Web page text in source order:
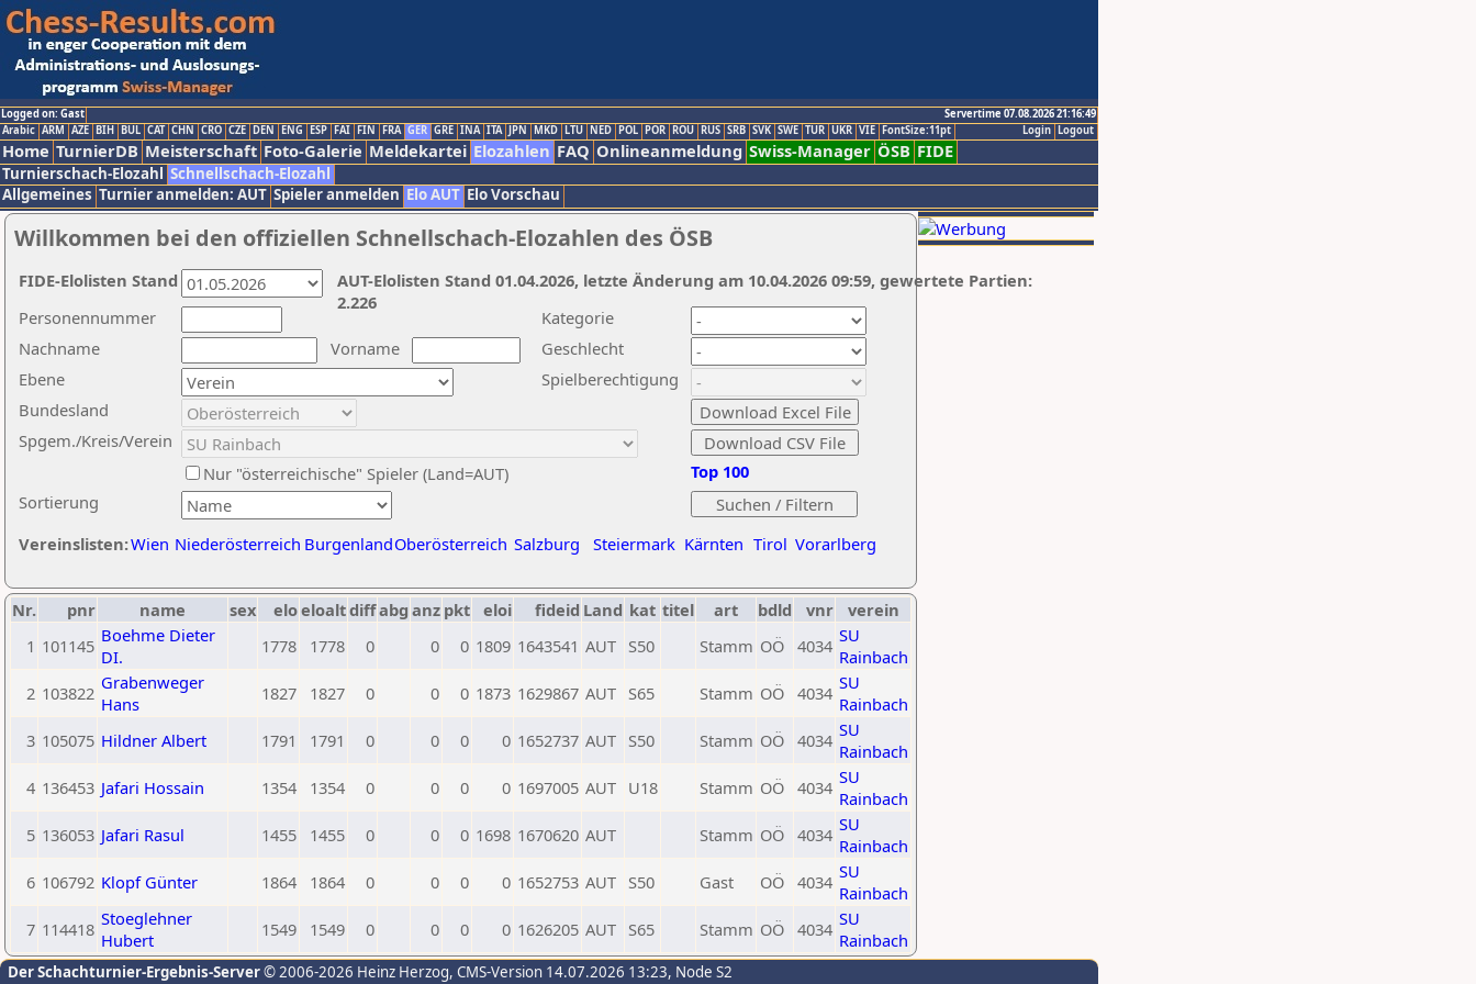
Logged on: Gast
Servertime 07.08.2026 21:16:49
Logout
Login
Arabic ARM AZE BIH BUL CAT CHN CRO CZE DEN ENG ESP FAI FIN FRA GER GRE INA ITA JPN MKD LTU NED POL POR ROU RUS SRB SVK SWE TUR UKR VIE FontSize:11pt
Home TurnierDB Meisterschaft Foto-Galerie Meldekartei Elozahlen FAQ Onlineanmeldung Swiss-Manager ÖSB FIDE
Turnierschach-Elozahl Schnellschach-Elozahl
Allgemeines Turnier anmelden: AUT Spieler anmelden Elo AUT Elo Vorschau
Willkommen bei den offiziellen Schnellschach-Elozahlen des ÖSB
Nachname
Vorname
Ebene
Kategorie
Sortierung
Personennummer
Bundesland
Spgem./Kreis/Verein
Geschlecht
Nur "österreichische" Spieler (Land=AUT)
Spielberechtigung
Vereinslisten:Wien Niederösterreich BurgenlandOberösterreich Salzburg Steiermark Kärnten Tirol Vorarlberg
Top 100
AUT-Elolisten Stand 01.04.2026, letzte Änderung am 10.04.2026 09:59, gewertete Partien:
2.226
FIDE-Elolisten Stand
Nr. pnr name sex eloeloaltdiffabg anz pkt eloi fideid Land kat titel art bdld vnr
verein
1 101145 Boehme Dieter
DI.
1778 1778 0 0 0 1809 1643541 AUT S50 Stamm OÖ 4034 SU
Rainbach
2 103822 Grabenweger
Hans
1827 1827 0 0 0 1873 1629867 AUT S65 Stamm OÖ 4034 SU
Rainbach
3 105075 Hildner Albert 1791 1791 0 0 0 0 1652737 AUT S50 Stamm OÖ 4034 SU
Rainbach
4 136453 Jafari Hossain 1354 1354 0 0 0 0 1697005 AUT U18 Stamm OÖ 4034 SU
Rainbach
5 136053 Jafari Rasul 1455 1455 0 0 0 1698 1670620 AUT Stamm OÖ 4034 SU
Rainbach
6 106792 Klopf Günter 1864 1864 0 0 0 0 1652753 AUT S50 Gast OÖ 4034 SU
Rainbach
7 114418 Stoeglehner
Hubert
1549 1549 0 0 0 0 1626205 AUT S65 Stamm OÖ 4034 SU
Rainbach
Der Schachturnier-Ergebnis-Server© 2006-2026 Heinz Herzog, CMS-Version 14.07.2026 13:23, Node S2